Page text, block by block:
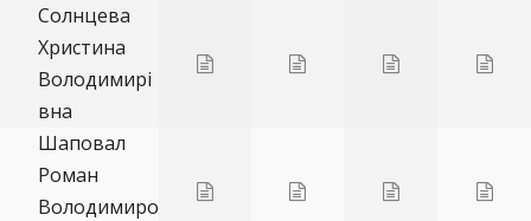
Солнцева
Христина
Володимирі
вна
Шаповал
Роман
Володимиро